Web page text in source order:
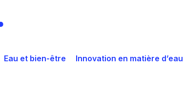
Eau et bien-être Innovation en matière d’eau